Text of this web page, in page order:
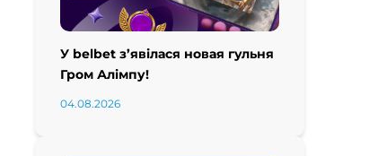
У belbet з’явілася новая гульня
Гром Алімпу!
04.08.2026